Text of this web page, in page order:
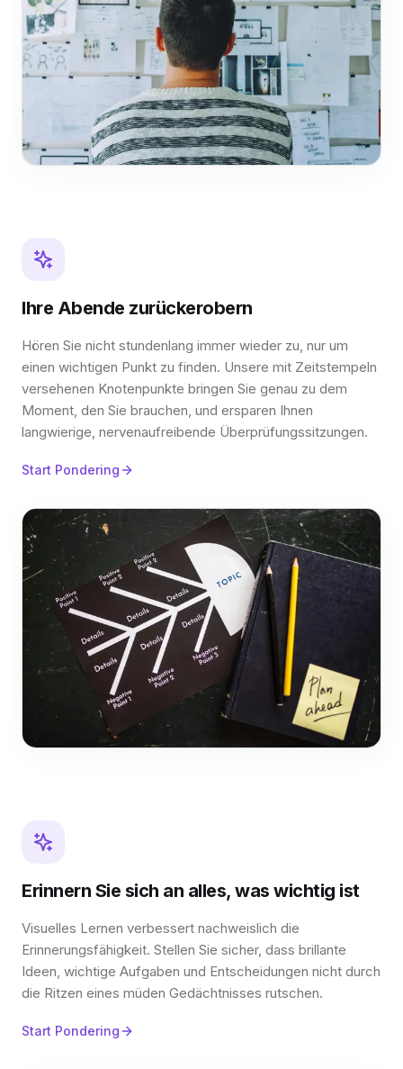
Ihre Abende zurückerobern
Hören Sie nicht stundenlang immer wieder zu, nur um
einen wichtigen Punkt zu finden. Unsere mit Zeitstempeln
versehenen Knotenpunkte bringen Sie genau zu dem
Moment, den Sie brauchen, und ersparen Ihnen
langwierige, nervenaufreibende Überprüfungssitzungen.
Start Pondering
Erinnern Sie sich an alles, was wichtig ist
Visuelles Lernen verbessert nachweislich die
Erinnerungsfähigkeit. Stellen Sie sicher, dass brillante
Ideen, wichtige Aufgaben und Entscheidungen nicht durch
die Ritzen eines müden Gedächtnisses rutschen.
Start Pondering